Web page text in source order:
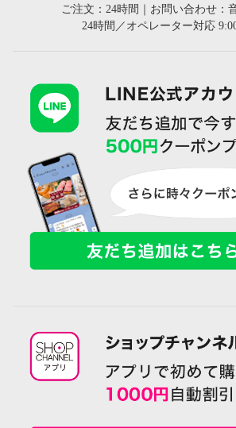
ご注文：24時間｜お問い合わせ：
24時間／オペレーター対応